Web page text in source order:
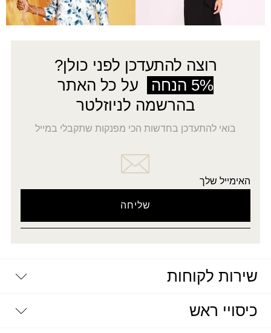
←
רוצה להתעדכן לפני כולן?
5% הנחה
על כל האתר
בהרשמה לניוזלטר
בואי להתעדכן בחדשות הכי מפנקות שתקבלי במייל
האימייל שלך
שירות לקוחות
דרושים
כיסויי ראש